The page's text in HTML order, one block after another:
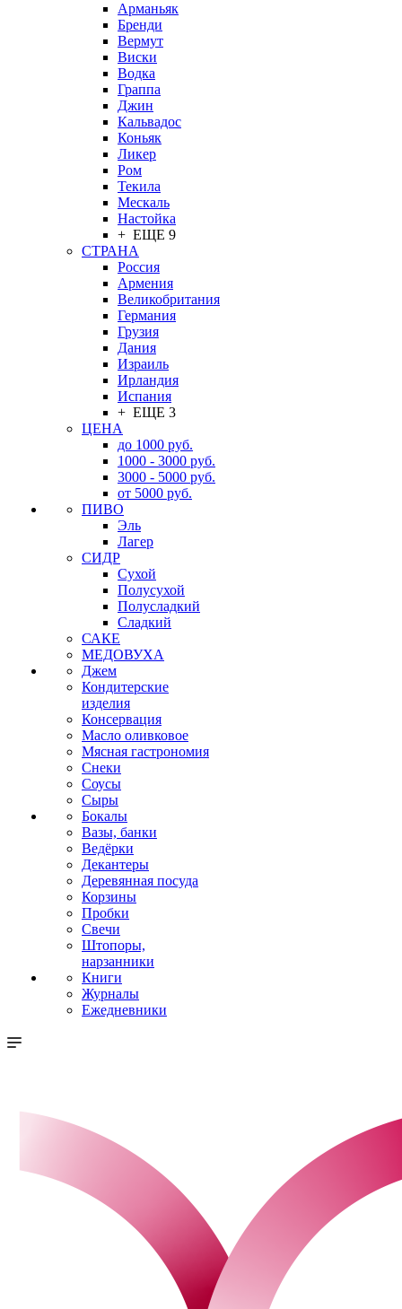
Арманьяк
Бренди
Вермут
Виски
Водка
Граппа
Джин
Кальвадос
Коньяк
Ликер
Ром
Текила
Мескаль
Настойка
+ ЕЩЕ 9
СТРАНА
Россия
Армения
Великобритания
Германия
Грузия
Дания
Израиль
Ирландия
Испания
+ ЕЩЕ 3
ЦЕНА
до 1000 руб.
1000 - 3000 руб.
3000 - 5000 руб.
от 5000 руб.
ПИВО
Эль
Лагер
СИДР
Сухой
Полусухой
Полусладкий
Сладкий
САКЕ
МЕДОВУХА
Джем
Кондитерские
изделия
Консервация
Масло оливковое
Мясная гастрономия
Снеки
Соусы
Сыры
Бокалы
Вазы, банки
Ведёрки
Декантеры
Деревянная посуда
Корзины
Пробки
Свечи
Штопоры,
нарзанники
Книги
Журналы
Ежедневники